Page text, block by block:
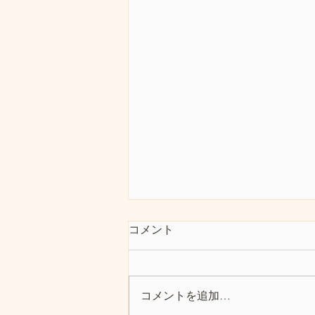
英国の難民排除政策
引用サイト 英 不法入国者の申
重し難民政策で先進的と思われて
コメント
コメントを追加…